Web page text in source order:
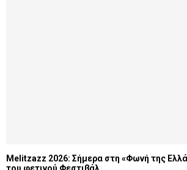
Melitzazz 2026: Σήμερα στη «Φωνή της